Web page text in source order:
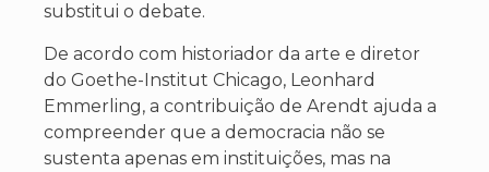
substitui o debate.
De acordo com historiador da arte e diretor
do Goethe-Institut Chicago, Leonhard
Emmerling, a contribuição de Arendt ajuda a
compreender que a democracia não se
sustenta apenas em instituições, mas na